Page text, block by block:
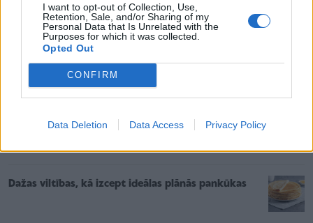
I want to opt-out of Collection, Use,
Retention, Sale, and/or Sharing of my
Personal Data that Is Unrelated with the
Purposes for which it was collected.
Opted Out
CONFIRM
Data Deletion Data Access Privacy Policy
Auzu un banānu pankūkas – piemērotas arī
Tik garšīgi kā skolā! Pufīgās rauga pankūkas
Dažas viltības, kā izcept ideālas plānās pankūkas